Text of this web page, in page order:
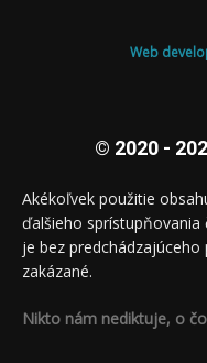
Web
© 2020 -
Akékoľvek použitie
ďalšieho
je bez
zakázané.
Nikto nám nediktuje, o